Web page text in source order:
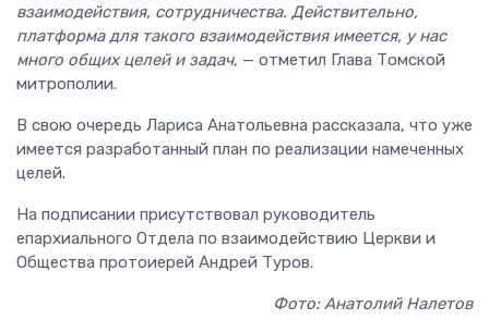
взаимодействия, сотрудничества. Действительно,
платформа для такого взаимодействия имеется, у нас
много общих целей и задач, — отметил Глава Томской
митрополии.
В свою очередь Лариса Анатольевна рассказала, что уже
имеется разработанный план по реализации намеченных
целей.
На подписании присутствовал руководитель
епархиального Отдела по взаимодействию Церкви и
Общества протоиерей Андрей Туров.
Фото: Анатолий Налетов